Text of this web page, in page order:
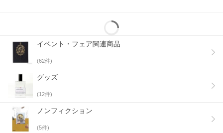
イベント・フェア関連商品
(62件)
グッズ
(12件)
ノンフィクション
(5件)